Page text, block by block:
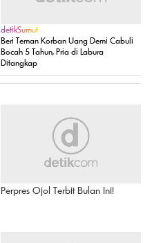
detikSumut
Beri Teman Korban Uang Demi Cabuli
Bocah 5 Tahun, Pria di Labura
Ditangkap
Perpres Ojol Terbit Bulan Ini!